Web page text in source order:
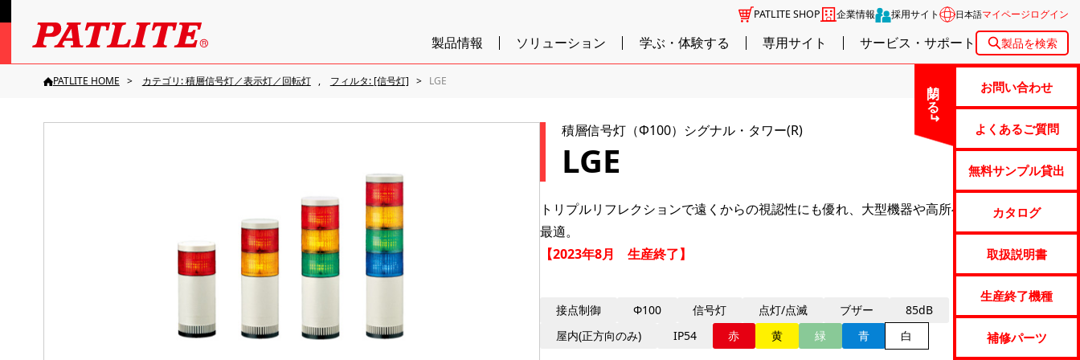
PATLITE SHOP 企業情報 採用サイト 日本語マイページログイン
製品情報 ソリューション 学ぶ・体験する 専用サイト サービス・サポート 製品を検索
閉じる お問い合わせ
よくあるご質問
無料サンプル貸出
カタログ
取扱説明書
生産終了機種
補修パーツ
PATLITE HOME カテゴリ: 積層信号灯／表示灯／回転灯 フィルタ: [信号灯] LGE
積層信号灯（Φ100）シグナル・タワー(R)
LGE
トリプルリフレクションで遠くからの視認性にも優れ、大型機器や高所への取付けに
最適。
【2023年8月 生産終了】
接点制御 Φ100 信号灯 点灯/点滅 ブザー
85dB
屋内(正方向のみ)
IP54 赤 黄 緑 青 白